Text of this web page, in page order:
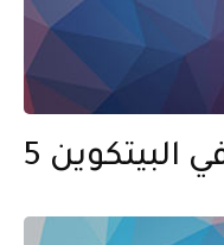
البيتكوين